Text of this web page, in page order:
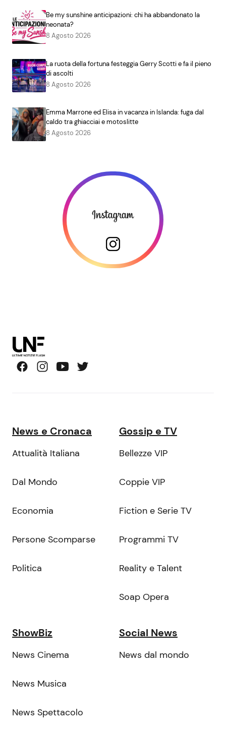
Be my sunshine anticipazioni: chi ha abbandonato la
neonata?
8 Agosto 2026
La ruota della fortuna festeggia Gerry Scotti e fa il pieno
di ascolti
8 Agosto 2026
Emma Marrone ed Elisa in vacanza in Islanda: fuga dal
caldo tra ghiacciai e motoslitte
8 Agosto 2026
News e Cronaca
Attualità Italiana
Dal Mondo
Economia
Persone Scomparse
Politica
Gossip e TV
Bellezze VIP
Coppie VIP
Fiction e Serie TV
Programmi TV
Reality e Talent
Soap Opera
ShowBiz
News Cinema
News Musica
News Spettacolo
Social News
News dal mondo